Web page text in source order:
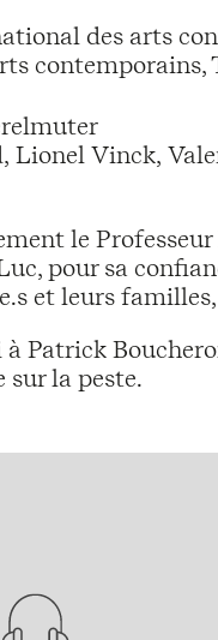
des arts
contemporains,
Perelmuter
le
pour sa
et leurs
Patrick
la peste.